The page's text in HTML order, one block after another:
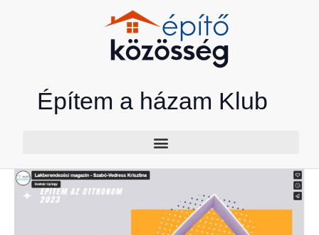
Építem a házam Klub